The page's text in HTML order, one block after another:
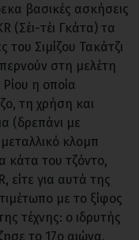
βασικές ασκήσεις
(Σέι-τέι Γκάτα) τα
του Σιμίζου Τακάτζι
στη μελέτη
η οποία
τη χρήση και
(δρεπάνι με
κλομπ
κάτα του τζόντο,
είτε για αυτά της
με το ξίφος
τέχνης: ο ιδρυτής
το 17ο αιώνα,